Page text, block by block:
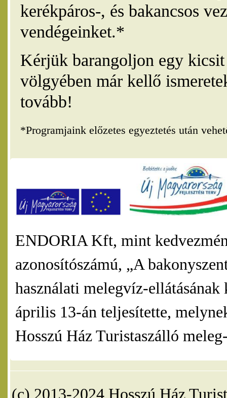
kerékpáros-, és bakancsos
vendégeinket.*
Kérjük barangoljon egy
völgyében már kellő
tovább!
*Programjaink előzetes egyeztetés után
ENDORIA Kft, mint
azonosítószámú, „A
használati melegvíz-
április 13-án teljesítette,
Hosszú Ház Turistaszálló
(c) 2013-2024 Hosszú Ház